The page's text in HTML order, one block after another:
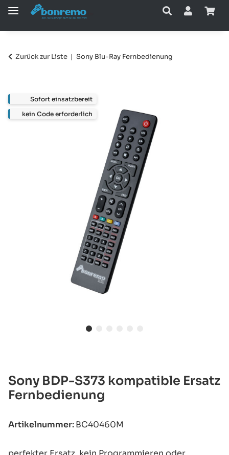
Zurück zur Liste Sony Blu-Ray Fernbedienung
Sony BDP-S373 kompatible Ersatz
Fernbedienung
Artikelnummer:BC40460M